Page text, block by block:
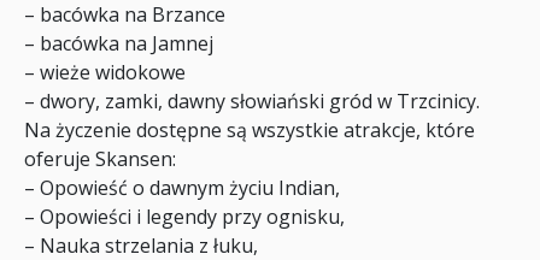
– bacówka na Brzance
– bacówka na Jamnej
– wieże widokowe
– dwory, zamki, dawny słowiański gród w Trzcinicy.
Na życzenie dostępne są wszystkie atrakcje, które
oferuje Skansen:
– Opowieść o dawnym życiu Indian,
– Opowieści i legendy przy ognisku,
– Nauka strzelania z łuku,